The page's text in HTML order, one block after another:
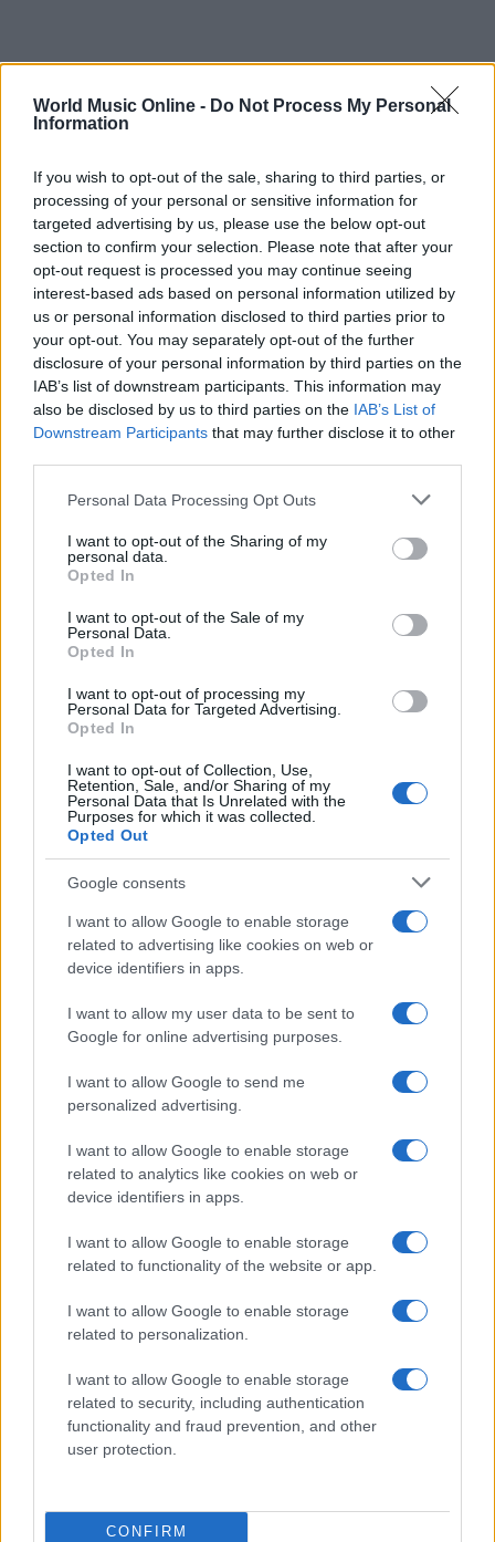
World Music Online - Do Not Process My Personal
Information
If you wish to opt-out of the sale, sharing to third parties, or
processing of your personal or sensitive information for
targeted advertising by us, please use the below opt-out
section to confirm your selection. Please note that after your
opt-out request is processed you may continue seeing
interest-based ads based on personal information utilized by
us or personal information disclosed to third parties prior to
your opt-out. You may separately opt-out of the further
disclosure of your personal information by third parties on the
IAB’s list of downstream participants. This information may
also be disclosed by us to third parties on the IAB’s List of
Downstream Participants that may further disclose it to other
Please note that this website/app uses one or more Google
not limited to your visit or usage behaviour. You may click to
grant or deny consent to Google and its third-party tags to
use your data for below specified purposes in below Google
consent section.
Personal Data Processing Opt Outs
I want to opt-out of the Sharing of my
personal data.
Opted In
I want to opt-out of the Sale of my
Personal Data.
Opted In
I want to opt-out of processing my
Personal Data for Targeted Advertising.
Opted In
I want to opt-out of Collection, Use,
Retention, Sale, and/or Sharing of my
Personal Data that Is Unrelated with the
Purposes for which it was collected.
Opted Out
Google consents
I want to allow Google to enable storage
related to advertising like cookies on web or
device identifiers in apps.
I want to allow my user data to be sent to
Google for online advertising purposes.
I want to allow Google to send me
personalized advertising.
I want to allow Google to enable storage
related to analytics like cookies on web or
device identifiers in apps.
I want to allow Google to enable storage
related to functionality of the website or app.
I want to allow Google to enable storage
related to personalization.
I want to allow Google to enable storage
related to security, including authentication
functionality and fraud prevention, and other
user protection.
CONFIRM
AUTORE
Redazione
Continua a leggere
Francesco Guccini: la Rai ricorda il grande cantautore
con programmi dedicati
Cristian Castiglioni · 9 Ago 2026